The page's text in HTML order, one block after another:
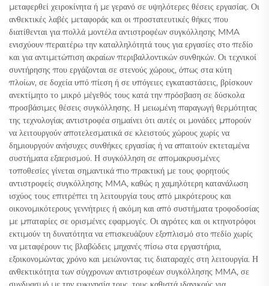
μεταφερθεί χειροκίνητα ή με γερανό σε υψηλότερες θέσεις εργασίας. Οι
ανθεκτικές λαβές μεταφοράς και οι προστατευτικές θήκες που
διατίθενται για πολλά μοντέλα αντιστροφέων συγκόλλησης MMA
ενισχύουν περαιτέρω την καταλληλότητά τους για εργασίες στο πεδίο
και για αντιμετώπιση ακραίων περιβαλλοντικών συνθηκών. Οι τεχνικοί
συντήρησης που εργάζονται σε στενούς χώρους, όπως στα κύτη
πλοίων, σε δοχεία υπό πίεση ή σε υπόγειες εγκαταστάσεις, βρίσκουν
ανεκτίμητο το μικρό μέγεθός τους κατά την πρόσβαση σε δύσκολα
προσβάσιμες θέσεις συγκόλλησης. Η μειωμένη παραγωγή θερμότητας
της τεχνολογίας αντιστροφέα σημαίνει ότι αυτές οι μονάδες μπορούν
να λειτουργούν αποτελεσματικά σε κλειστούς χώρους χωρίς να
δημιουργούν ανήσυχες συνθήκες εργασίας ή να απαιτούν εκτεταμένα
συστήματα εξαερισμού. Η συγκόλληση σε απομακρυσμένες
τοποθεσίες γίνεται σημαντικά πιο πρακτική με τους φορητούς
αντιστροφείς συγκόλλησης MMA, καθώς η χαμηλότερη κατανάλωση
ισχύος τους επιτρέπει τη λειτουργία τους από μικρότερους και
οικονομικότερους γεννήτριες ή ακόμη και από συστήματα τροφοδοσίας
με μπαταρίες σε ορισμένες εφαρμογές. Οι αγρότες και οι κτηνοτρόφοι
εκτιμούν τη δυνατότητα να επισκευάζουν εξοπλισμό στο πεδίο χωρίς
να μεταφέρουν τις βλαβώδεις μηχανές πίσω στα εργαστήρια,
εξοικονομώντας χρόνο και μειώνοντας τις διαταραχές στη λειτουργία. Η
ανθεκτικότητα των σύγχρονων αντιστροφέων συγκόλλησης MMA, σε